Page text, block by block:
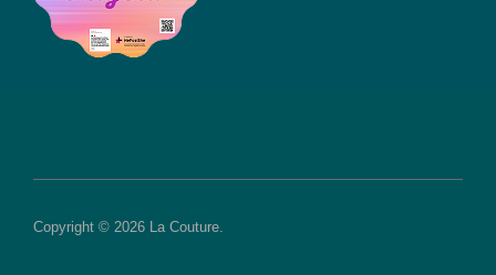
Copyright © 2026 La Couture.